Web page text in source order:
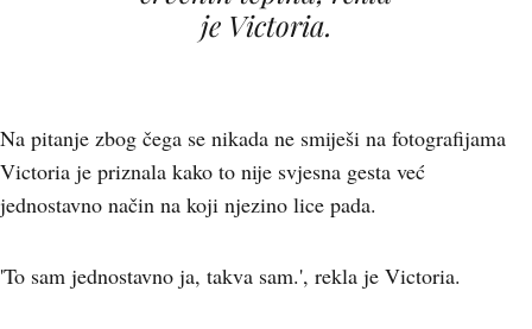
je Victoria.
Na pitanje zbog čega se nikada ne smiješi na fotografijama
Victoria je priznala kako to nije svjesna gesta već
jednostavno način na koji njezino lice pada.
'To sam jednostavno ja, takva sam.', rekla je Victoria.